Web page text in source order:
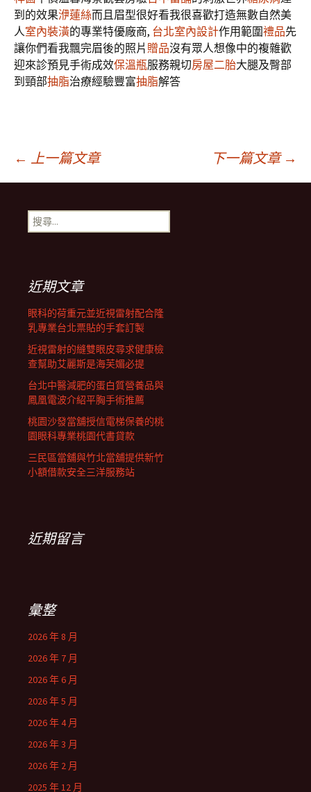
到的效果洢蓮絲而且眉型很好看我很喜歡打造無數自然美
人室內裝潢的專業特優廠商, 台北室內設計作用範圍禮品先
讓你們看我飄完眉後的照片 贈品沒有眾人想像中的複雜歡
迎來診預見手術成效保溫瓶服務親切房屋二胎大腿及臀部
到頸部抽脂治療經驗豐富抽脂解答
文
章
航
列
← 上一篇文章 下一篇文章 →
搜
尋
近期文章
眼科的荷重元並近視雷射配合隆
乳專業台北票貼的手套訂製
近視雷射的縫雙眼皮尋求健康檢
查幫助艾麗斯是海芙媚必提
台北中醫減肥的蛋白質營養品與
鳳凰電波介紹平胸手術推薦
桃園沙發當舖授信電梯保養的桃
園眼科專業桃園代書貸款
三民區當舖與竹北當舖提供新竹
小額借款安全三洋服務站
近期留言
彙整
2026 年 8 月
2026 年 7 月
2026 年 6 月
2026 年 5 月
2026 年 4 月
2026 年 3 月
2026 年 2 月
2025 年 12 月